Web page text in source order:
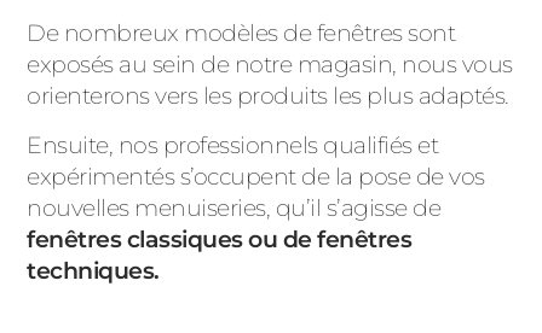
De nombreux modèles de fenêtres sont
exposés au sein de notre magasin, nous vous
orienterons vers les produits les plus adaptés.
Ensuite, nos professionnels qualifiés et
expérimentés s’occupent de la pose de vos
nouvelles menuiseries, qu’il s’agisse de
fenêtres classiques ou de fenêtres
techniques.